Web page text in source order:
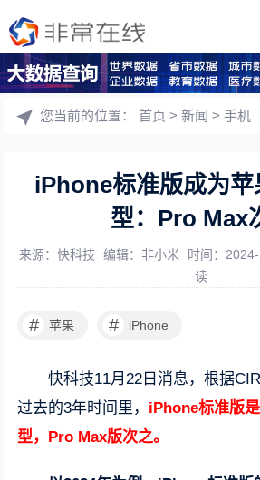
您当前的位置：首页 >新闻 >手机
iPhone标准版成为苹
型：Pro Max
来源：快科技 编辑：非小米 时间：
读
# 苹果 # iPhone
快科技11月22日消息，根据
过去的3年时间里， iPhone标准版
型，Pro Max版次之。